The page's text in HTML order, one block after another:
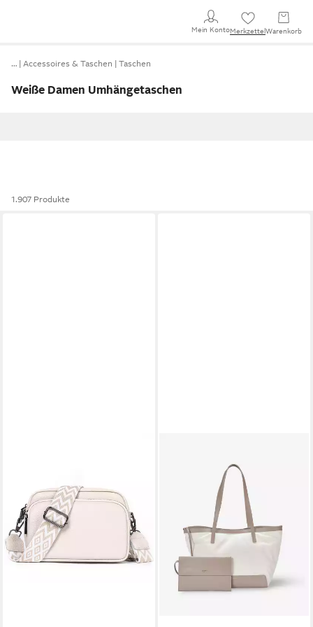
Mein KontoMerkzettel Warenkorb
… Accessoires & Taschen Taschen
Weiße Damen Umhängetaschen
1.907 Produkte